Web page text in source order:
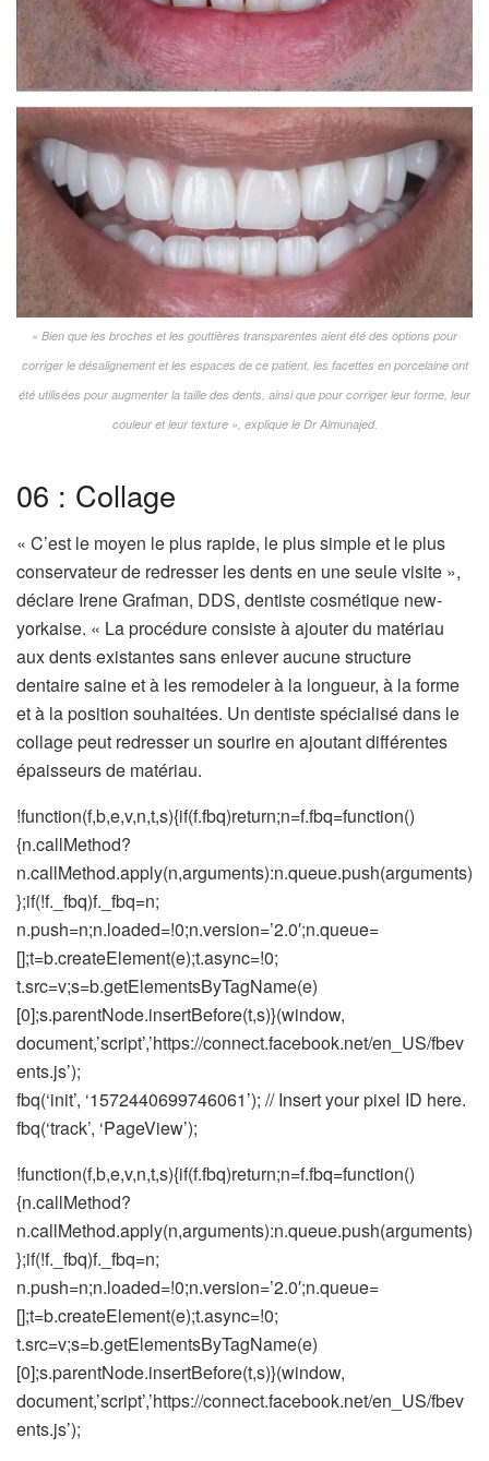
« Bien que les broches et les gouttières transparentes aient été des options pour
corriger le désalignement et les espaces de ce patient, les facettes en porcelaine ont
été utilisées pour augmenter la taille des dents, ainsi que pour corriger leur forme, leur
couleur et leur texture », explique le Dr Almunajed.
06 : Collage
« C’est le moyen le plus rapide, le plus simple et le plus
conservateur de redresser les dents en une seule visite »,
déclare Irene Grafman, DDS, dentiste cosmétique new-
yorkaise. « La procédure consiste à ajouter du matériau
aux dents existantes sans enlever aucune structure
dentaire saine et à les remodeler à la longueur, à la forme
et à la position souhaitées. Un dentiste spécialisé dans le
collage peut redresser un sourire en ajoutant différentes
épaisseurs de matériau.
!function(f,b,e,v,n,t,s){if(f.fbq)return;n=f.fbq=function()
{n.callMethod?
n.callMethod.apply(n,arguments):n.queue.push(arguments)
};if(!f._fbq)f._fbq=n;
n.push=n;n.loaded=!0;n.version=’2.0′;n.queue=
[];t=b.createElement(e);t.async=!0;
t.src=v;s=b.getElementsByTagName(e)
[0];s.parentNode.insertBefore(t,s)}(window,
document,’script’,’https://connect.facebook.net/en_US/fbev
ents.js’);
fbq(‘init’, ‘1572440699746061’); // Insert your pixel ID here.
fbq(‘track’, ‘PageView’);
!function(f,b,e,v,n,t,s){if(f.fbq)return;n=f.fbq=function()
{n.callMethod?
n.callMethod.apply(n,arguments):n.queue.push(arguments)
};if(!f._fbq)f._fbq=n;
n.push=n;n.loaded=!0;n.version=’2.0′;n.queue=
[];t=b.createElement(e);t.async=!0;
t.src=v;s=b.getElementsByTagName(e)
[0];s.parentNode.insertBefore(t,s)}(window,
document,’script’,’https://connect.facebook.net/en_US/fbev
ents.js’);